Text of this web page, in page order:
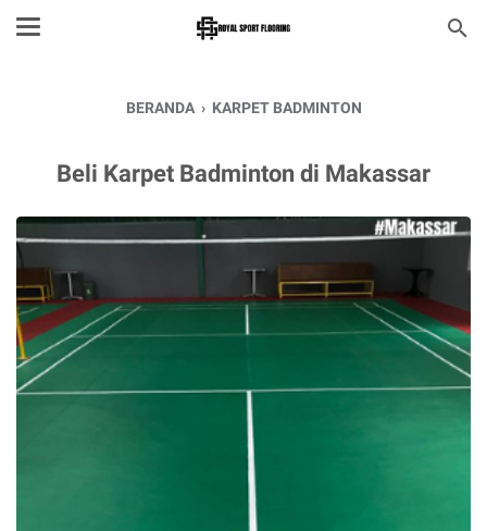
BERANDA › KARPET BADMINTON
Beli Karpet Badminton di Makassar